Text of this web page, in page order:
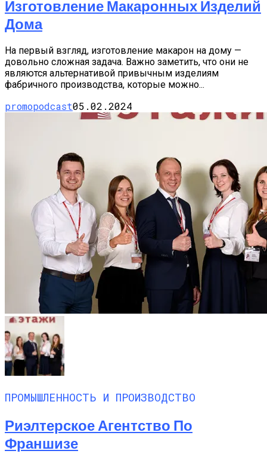
Изготовление Макаронных Изделий
Дома
На первый взгляд, изготовление макарон на дому —
довольно сложная задача. Важно заметить, что они не
являются альтернативой привычным изделиям
фабричного производства, которые можно...
promopodcast05.02.2024
ПРОМЫШЛЕННОСТЬ И ПРОИЗВОДСТВО
Риэлтерское Агентство По
Франшизе